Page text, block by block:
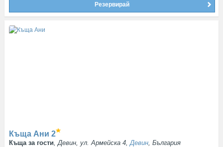
Резервирай
Къща Ани 2
Къща за гости , Девин, ул. Армейска 4, Девин, България